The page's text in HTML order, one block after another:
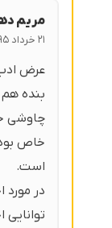
مریم
۲۱ خرداد ۱۳۹۵ در ۹:۴۱ قبل از ظهر
عرض
بنده هم
چاوشی
خاص
است.
در مورد
توانایی